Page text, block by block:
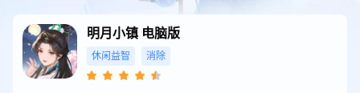
明月小镇 电脑版
休闲益智 消除